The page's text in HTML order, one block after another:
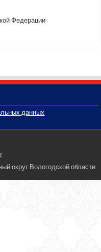
Федерации
данных
округ Вологодской области